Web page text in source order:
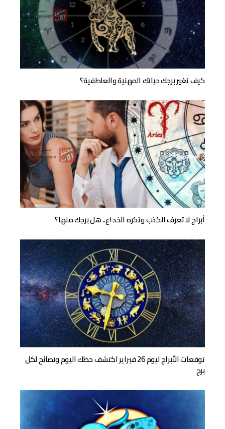
كيف تغير برجك حياتك المهنية والعاطفية؟
أبراج لا تعرف الكذب وتكره الخداع.. هل برجك منها؟
توقعات الأبراج ليوم 26 فبراير اكتشف حظك اليوم ونصائح لكل
برج